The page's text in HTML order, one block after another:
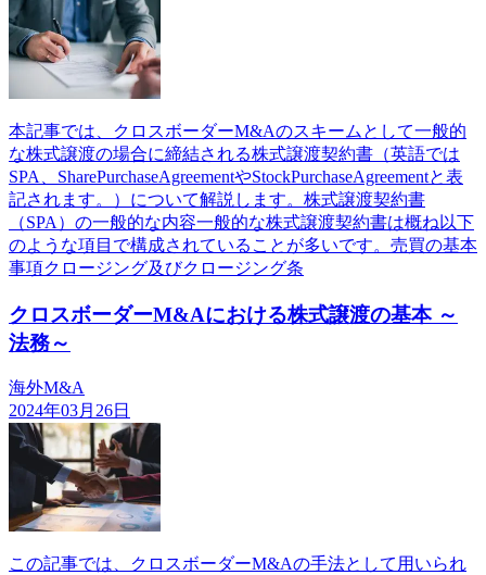
本記事では、クロスボーダーM&Aのスキームとして一般的
な株式譲渡の場合に締結される株式譲渡契約書（英語では
SPA、SharePurchaseAgreementやStockPurchaseAgreementと表
記されます。）について解説します。株式譲渡契約書
（SPA）の一般的な内容一般的な株式譲渡契約書は概ね以下
のような項目で構成されていることが多いです。売買の基本
事項クロージング及びクロージング条
クロスボーダーM&Aにおける株式譲渡の基本 ～
法務～
海外M&A
2024年03月26日
この記事では、クロスボーダーM&Aの手法として用いられ